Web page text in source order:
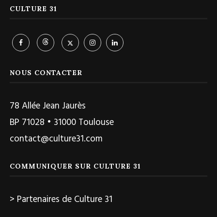
CULTURE 31
NOUS CONTACTER
78 Allée Jean Jaurès
BP 71028 • 31000 Toulouse
contact@culture31.com
COMMUNIQUER SUR CULTURE 31
> Partenaires de Culture 31